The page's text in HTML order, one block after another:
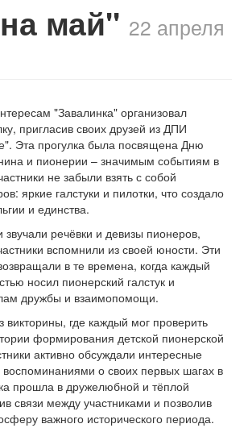
май" 22 апреля
"Завалинка" организовал
пригласив своих друзей из ДПИ
Эта прогулка была посвящена Дню
и пионерии – значимым событиям в
не забыли взять с собой
яркие галстуки и пилотки, что создало
и единства.
звучали речёвки и девизы пионеров,
вспомнили из своей юности. Эти
в те времена, когда каждый
носил пионерский галстук и
дружбы и взаимопомощи.
где каждый мог проверить
формирования детской пионерской
активно обсуждали интересные
о своих первых шагах в
прошла в дружелюбной и тёплой
связи между участниками и позволив
важного исторического периода.